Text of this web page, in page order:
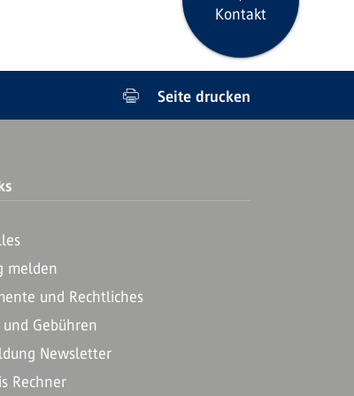
Kontakt
Seite drucken
melden
und Rechtliches
und Gebühren
Newsletter
Rechner